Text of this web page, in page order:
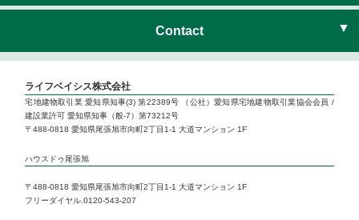
ハウスドゥ尾張旭 サテライト
Life’s 1Day Reform
いい部屋ネット 小幡店
プライバシーポリシー
Contact
ライフベイシス株式会社
宅地建物取引業 愛知県知事(3) 第22389号 （公社）愛知県宅地建物取引業協会会員 /
建設業許可 愛知県知事（般-7）第73212号
〒488-0818 愛知県尾張旭市向町2丁目1-1 大道マンション 1F
ハウスドゥ尾張旭
〒488-0818 愛知県尾張旭市向町2丁目1-1 大道マンション 1F
フリーダイヤル.0120-543-207